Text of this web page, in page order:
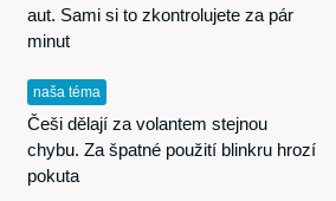
aut. Sami si to zkontrolujete za pár
minut
naša téma
Češi dělají za volantem stejnou
chybu. Za špatné použití blinkru hrozí
pokuta